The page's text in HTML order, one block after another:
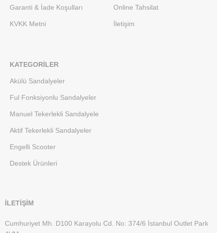
Garanti & İade Koşulları
KVKK Metni
Online Tahsilat
İletişim
KATEGORILER
Akülü Sandalyeler
Ful Fonksiyonlu Sandalyeler
Manuel Tekerlekli Sandalyele
Aktif Tekerlekli Sandalyeler
Engelli Scooter
Destek Ürünleri
İLETİŞİM
Cumhuriyet Mh. D100 Karayolu Cd. No: 374/6 İstanbul Outlet Park